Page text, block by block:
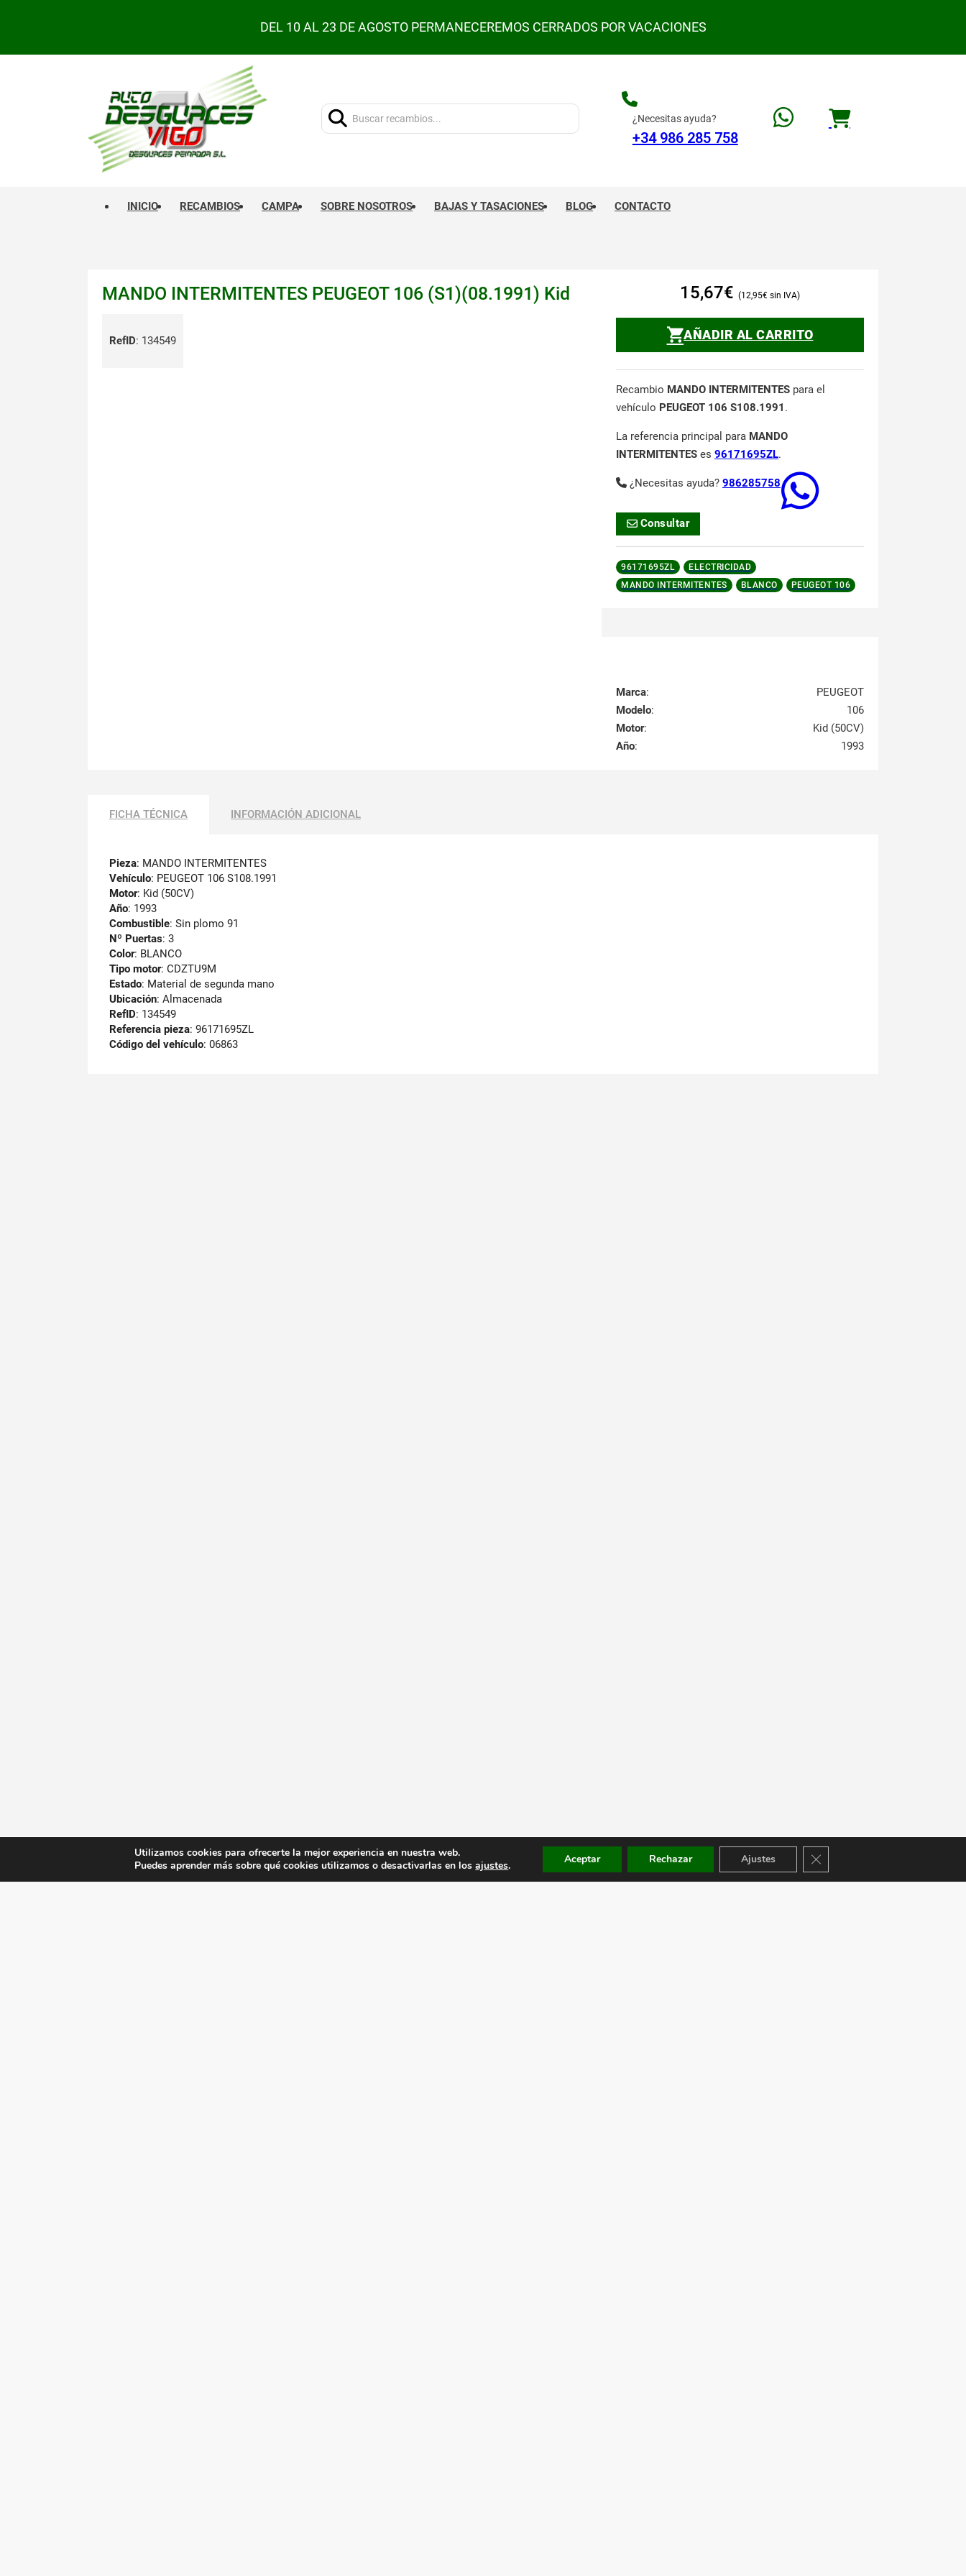
DEL 10 AL 23 DE AGOSTO PERMANECEREMOS CERRADOS POR VACACIONES
Buscar:
¿Necesitas ayuda?
+34 986 285 758
INICIO RECAMBIOS CAMPA SOBRE NOSOTROS BAJAS Y TASACIONES BLOG CONTACTO
MANDO INTERMITENTES PEUGEOT 106 (S1)(08.1991) Kid
RefID: 134549
15,67€ 12,95€
AÑADIR AL CARRITO
Recambio MANDO INTERMITENTES para el
vehículo PEUGEOT 106 S108.1991 .
La referencia principal para MANDO
INTERMITENTES es 96171695ZL.
¿Necesitas ayuda? 986285758
Consultar
96171695ZL
ELECTRICIDAD
MANDO INTERMITENTES
BLANCO PEUGEOT 106
Marca:
PEUGEOT
Modelo:
106
Motor:
Kid (50CV)
Año: 1993
FICHA TÉCNICA INFORMACIÓN ADICIONAL
Pieza: MANDO INTERMITENTES
Vehículo: PEUGEOT 106 S108.1991
Motor: Kid (50CV)
Año: 1993
Combustible: Sin plomo 91
Nº Puertas: 3
Color: BLANCO
Tipo motor: CDZTU9M
Estado: Material de segunda mano
Ubicación: Almacenada
RefID: 134549
Referencia pieza: 96171695ZL
Código del vehículo: 06863
Utilizamos cookies para ofrecerte la mejor experiencia en nuestra web.
Puedes aprender más sobre qué cookies utilizamos o desactivarlas en losajustes. Aceptar Rechazar Ajustes Cerrar el banner de cookies RGPD